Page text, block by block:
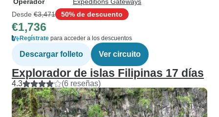
Desde €3,471 50% de descuento
€1,736
Regístrate para acceder a los descuentos
Descargar folleto Ver circuito
Explorador de islas Filipinas 17 días
4.3 (6 reseñas)